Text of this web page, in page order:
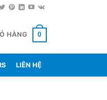
HÀNG 0
LIÊN HỆ